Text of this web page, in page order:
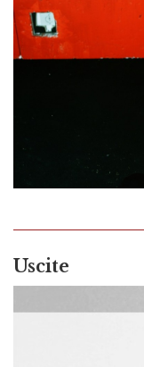
Uscite